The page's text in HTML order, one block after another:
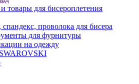
товары для бисероплетения
спандекс, проволока для бисера
для фурнитуры
на одежду